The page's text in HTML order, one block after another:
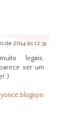
de 2014 às 12:31
legais,
ser um
:)